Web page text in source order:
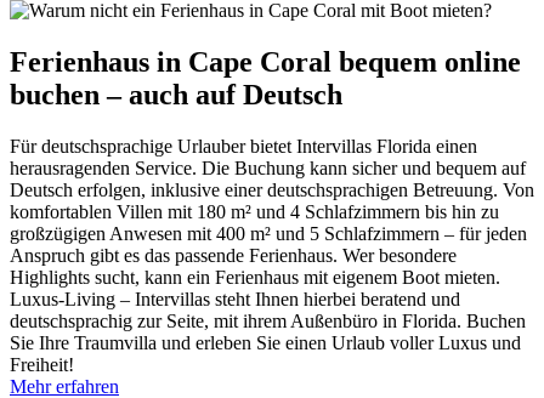
Ferienhaus in Cape Coral bequem online
buchen – auch auf Deutsch
Für deutschsprachige Urlauber bietet Intervillas Florida einen
herausragenden Service. Die Buchung kann sicher und bequem auf
Deutsch erfolgen, inklusive einer deutschsprachigen Betreuung. Von
komfortablen Villen mit 180 m² und 4 Schlafzimmern bis hin zu
großzügigen Anwesen mit 400 m² und 5 Schlafzimmern – für jeden
Anspruch gibt es das passende Ferienhaus. Wer besondere
Highlights sucht, kann ein Ferienhaus mit eigenem Boot mieten.
Luxus-Living – Intervillas steht Ihnen hierbei beratend und
deutschsprachig zur Seite, mit ihrem Außenbüro in Florida. Buchen
Sie Ihre Traumvilla und erleben Sie einen Urlaub voller Luxus und
Freiheit!
Mehr erfahren